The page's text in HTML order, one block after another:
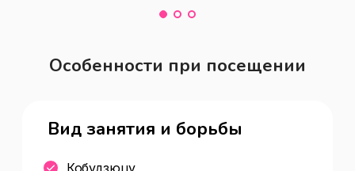
Особенности при посещении
Вид занятия и борьбы
Кобудзюцу